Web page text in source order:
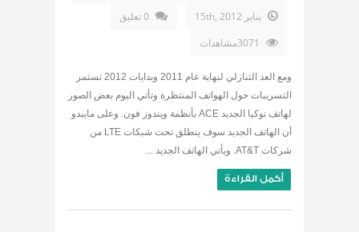
يناير 15th, 2012
0 تعليق
ومع العد التنازلي لنهاية عام 2011 وبدايات 2012 تستمر
التسريبات حول الهواتف المنتظرة وتأتي اليوم بعض الصور
لهاتف نوكيا الجديد ACE بأنظمة ويندوز فون. وعلى مايبدو
أن الهاتف الجديد سوف ينطلق تحت شبكات LTE من
شركات AT&T. ويأتي الهاتف الجديد ...
أكمل القراءة